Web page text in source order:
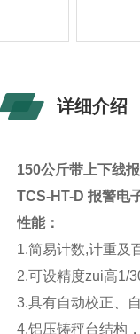
详细介绍
150公斤带上下线
TCS-HT-D 报警电
性能：
1.简易计数,计重及
2.可设精度zui高1/
3.具有自动校正、
4.铝压铸秤台结构